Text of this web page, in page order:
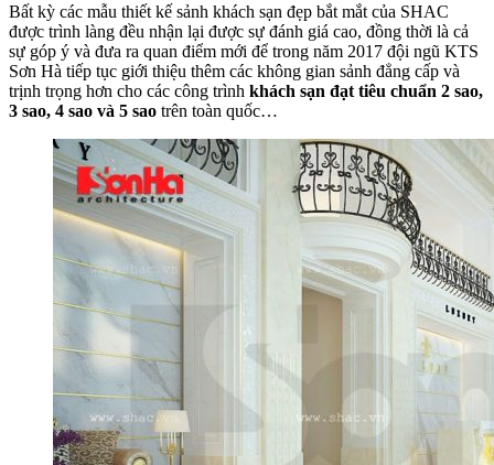
Bất kỳ các mẫu thiết kế sảnh khách sạn đẹp bắt mắt của SHAC
được trình làng đều nhận lại được sự đánh giá cao, đồng thời là cả
sự góp ý và đưa ra quan điểm mới để trong năm 2017 đội ngũ KTS
Sơn Hà tiếp tục giới thiệu thêm các không gian sảnh đẳng cấp và
trịnh trọng hơn cho các công trình khách sạn đạt tiêu chuẩn 2 sao,
3 sao, 4 sao và 5 sao trên toàn quốc…